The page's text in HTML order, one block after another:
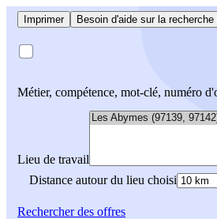
Imprimer Besoin d'aide sur la
Métier, compétence, mot-clé, numéro
Lieu de travail
Distance autour du lieu choisi
Rechercherdes offres